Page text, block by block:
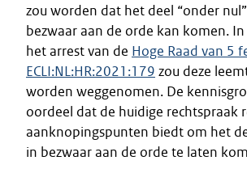
zou worden dat het deel “onder
bezwaar aan de orde kan komen.
het arrest van de Hoge Raad van 5
ECLI:NL:HR:2021:179 zou deze
worden weggenomen. De
oordeel dat de huidige rechtspraak
aanknopingspunten biedt om het
in bezwaar aan de orde te laten